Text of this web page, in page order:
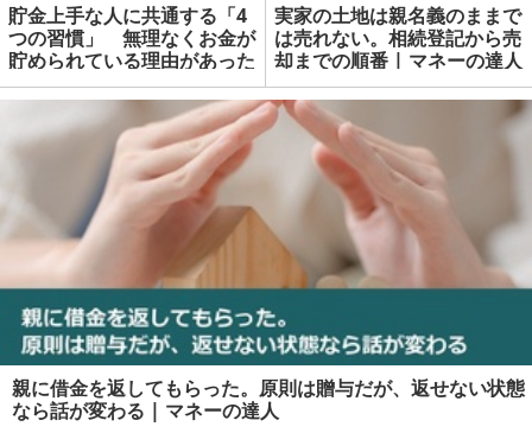
貯金上手な人に共通する「4
つの習慣」 無理なくお金が
貯められている理由があった
実家の土地は親名義のままで
は売れない。相続登記から売
却までの順番 | マネーの達人
親に借金を返してもらった。原則は贈与だが、返せない状態
なら話が変わる | マネーの達人